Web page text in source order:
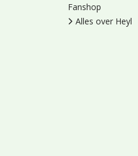
Fanshop
Alles over Heyl